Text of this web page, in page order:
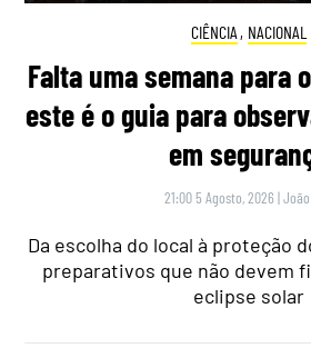
CIÊNCIA , NACIONAL
Falta uma semana para
este é o guia para
em
21:00 5 Agosto, 2026 |
Da escolha do local à proteção
preparativos que não devem
eclipse solar